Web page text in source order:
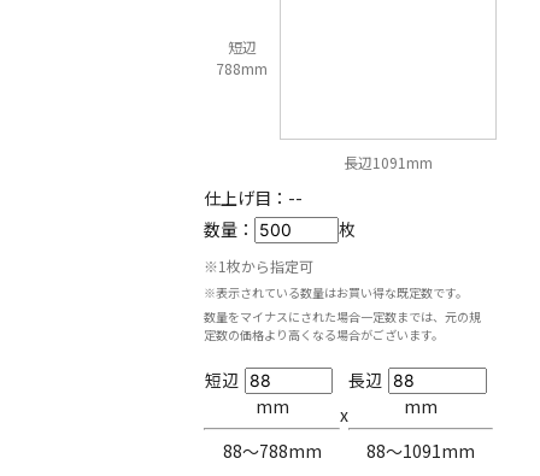
短辺
788mm
長辺1091mm
仕上げ目： --
数量：
枚
※1枚から指定可
※表示されている数量はお買い得な既定数です。
数量をマイナスにされた場合一定数までは、元の規
定数の価格より高くなる場合がございます。
短辺
mm
88〜788mm
x
長辺
mm
88〜1091mm